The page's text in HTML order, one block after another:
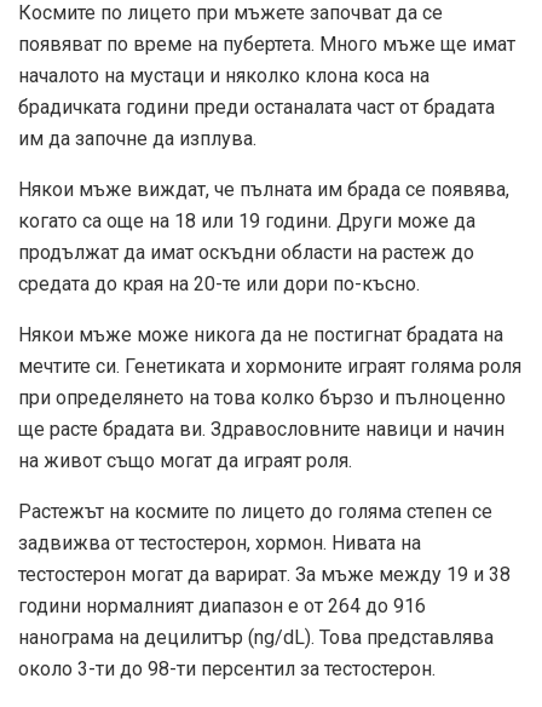
Космите по лицето при мъжете започват да се
появяват по време на пубертета. Много мъже ще имат
началото на мустаци и няколко клона коса на
брадичката години преди останалата част от брадата
им да започне да изплува.
Някои мъже виждат, че пълната им брада се появява,
когато са още на 18 или 19 години. Други може да
продължат да имат оскъдни области на растеж до
средата до края на 20-те или дори по-късно.
Някои мъже може никога да не постигнат брадата на
мечтите си. Генетиката и хормоните играят голяма роля
при определянето на това колко бързо и пълноценно
ще расте брадата ви. Здравословните навици и начин
на живот също могат да играят роля.
Растежът на космите по лицето до голяма степен се
задвижва от тестостерон, хормон. Нивата на
тестостерон могат да варират. За мъже между 19 и 38
години нормалният диапазон е от 264 до 916
нанограма на децилитър (ng/dL). Това представлява
около 3-ти до 98-ти персентил за тестостерон.